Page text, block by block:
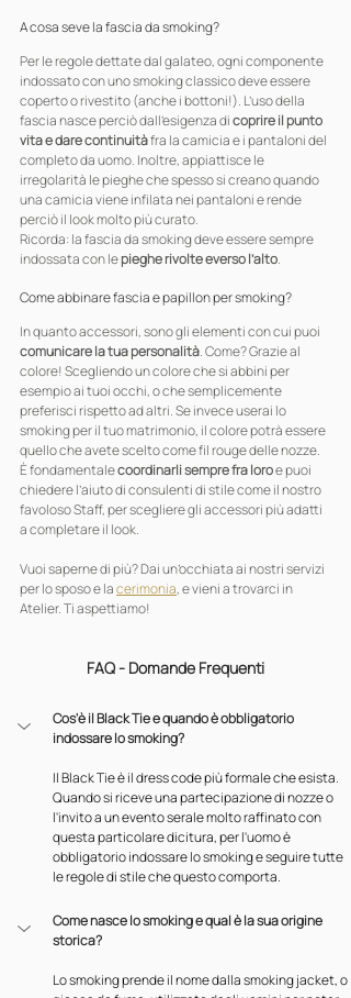
A cosa seve la fascia da smoking?
Per le regole dettate dal galateo, ogni componente
indossato con uno smoking classico deve essere
coperto o rivestito (anche i bottoni!). L’uso della
fascia nasce perciò dall’esigenza di coprire il punto
vita e dare continuità fra la camicia e i pantaloni del
completo da uomo. Inoltre, appiattisce le
irregolarità le pieghe che spesso si creano quando
una camicia viene infilata nei pantaloni e rende
perciò il look molto più curato.
Ricorda: la fascia da smoking deve essere sempre
indossata con le pieghe rivolte everso l’alto.
Come abbinare fascia e papillon per smoking?
In quanto accessori, sono gli elementi con cui puoi
comunicare la tua personalità. Come? Grazie al
colore! Scegliendo un colore che si abbini per
esempio ai tuoi occhi, o che semplicemente
preferisci rispetto ad altri. Se invece userai lo
smoking per il tuo matrimonio, il colore potrà essere
quello che avete scelto come fil rouge delle nozze.
È fondamentale coordinarli sempre fra loro e puoi
chiedere l’aiuto di consulenti di stile come il nostro
favoloso Staff, per scegliere gli accessori più adatti
a completare il look.
Vuoi saperne di più? Dai un’occhiata ai nostri servizi
per lo sposo e la cerimonia, e vieni a trovarci in
Atelier. Ti aspettiamo!
FAQ - Domande Frequenti
Cos'è il Black Tie e quando è obbligatorio
indossare lo smoking?
Il Black Tie è il dress code più formale che esista.
Quando si riceve una partecipazione di nozze o
l'invito a un evento serale molto raffinato con
questa particolare dicitura, per l'uomo è
obbligatorio indossare lo smoking e seguire tutte
le regole di stile che questo comporta.
Come nasce lo smoking e qual è la sua origine
storica?
Lo smoking prende il nome dalla smoking jacket, o